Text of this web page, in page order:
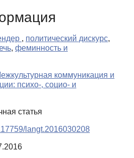
, политический дискурс,
, феминность и
коммуникация и
психо-, социо- и
статья
langt.2016030208